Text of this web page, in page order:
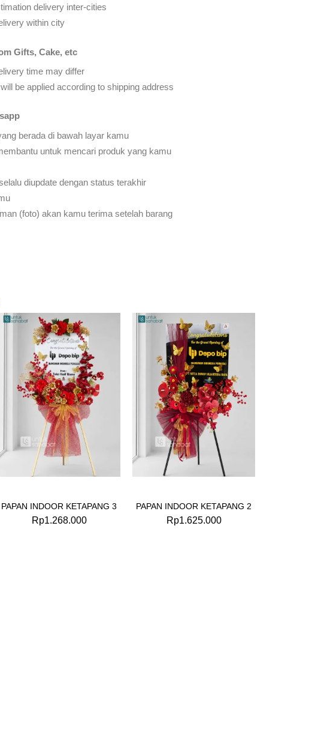
delivery inter-cities
within city
Gifts, Cake, etc
time may differ
be applied according to shipping address
berada di bawah layar kamu
untuk mencari produk yang kamu
diupdate dengan status terakhir
(foto) akan kamu terima setelah barang
PAPAN INDOOR KETAPANG 3
Rp1.268.000
PAPAN INDOOR KETAPANG 2
Rp1.625.000